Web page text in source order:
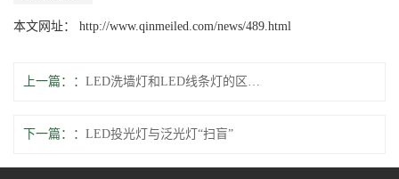
本文网址： http://www.qinmeiled.com/news/489.html
上一篇： LED洗墙灯和LED线条灯的区别在哪里？
下一篇： LED投光灯与泛光灯“扫盲”